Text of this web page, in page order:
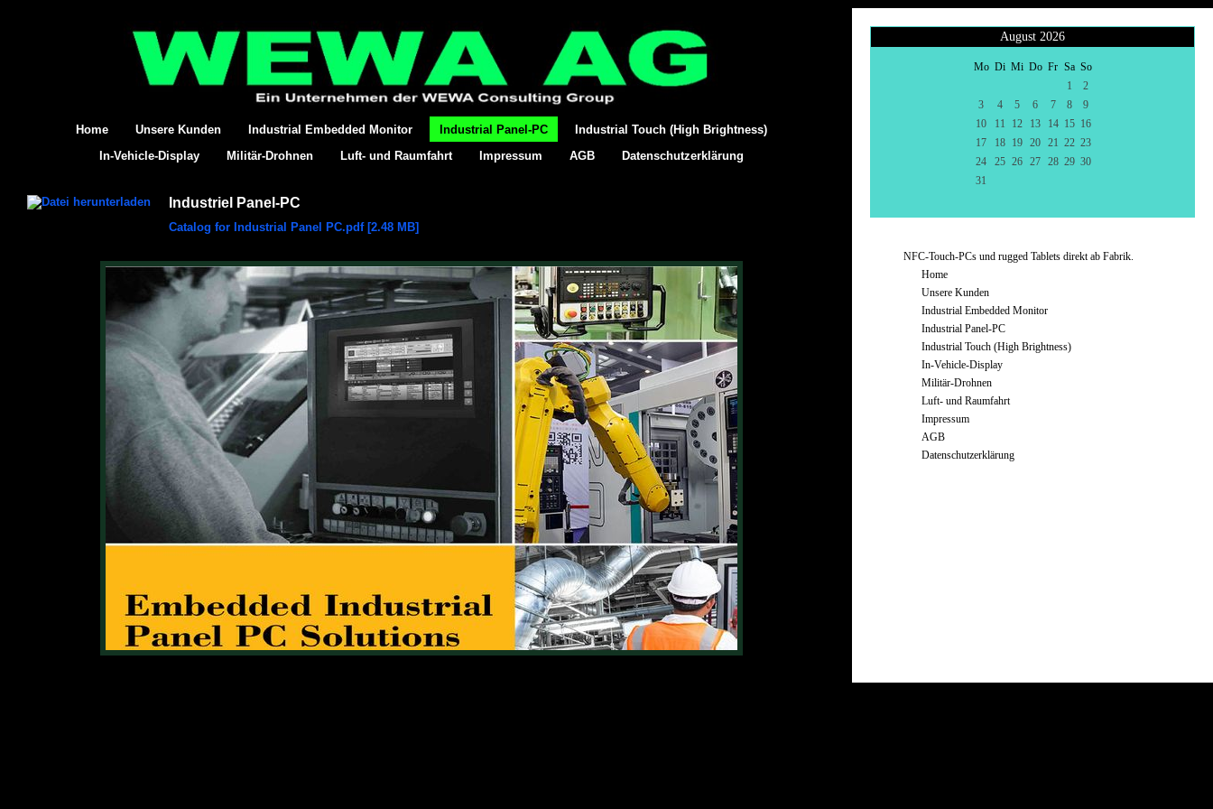
Home Unsere Kunden Industrial Embedded Monitor Industrial Panel-PC
Industrial Touch (High Brightness)
In-Vehicle-Display
Militär-Drohnen Luft- und Raumfahrt Impressum AGB Datenschutzerklärung
Industriel Panel-PC
Catalog for Industrial Panel PC.pdf [2.48 MB]
August 2026
Mo Di Mi Do Fr Sa So
1
2
3
4 5 6 7 8
9
10
11 12 13 14 15 16
17
18 19 20 21 22 23
24
25 26 27 28 29 30
31
NFC-Touch-PCs und rugged Tablets direkt ab Fabrik.
Home
Unsere Kunden
Industrial Embedded Monitor
Industrial Panel-PC
Industrial Touch (High Brightness)
In-Vehicle-Display
Militär-Drohnen
Luft- und Raumfahrt
Impressum
AGB
Datenschutzerklärung